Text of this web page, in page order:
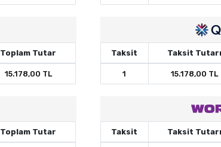
Toplam Tutar
15.178,00 TL
Taksit Taksit Tutarı
1 15.178,00 TL
Toplam Tutar Taksit Taksit Tutarı